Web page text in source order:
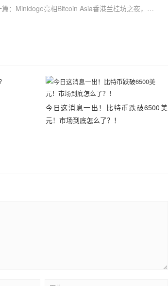
下一篇：Minidoge亮相Bitcoin Asia香港兰桂坊之夜，技术创新与社交融合展现新活力
今日这消息一出！比特币跌破6500美
元！市场到底怎么了？！